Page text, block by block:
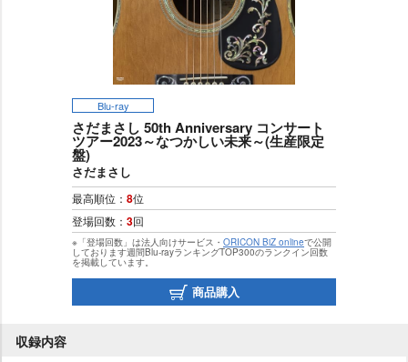
Blu-ray
さだまさし 50th Anniversary コンサート
ツアー2023～なつかしい未来～(生産限定
盤)
さだまさし
最高順位： 8位
登場回数： 3回
※「登場回数」は法人向けサービス・ ORICON BiZ onlineで公開
しております週間Blu-rayランキングTOP300のランクイン回数
を掲載しています。
商品購入
収録内容